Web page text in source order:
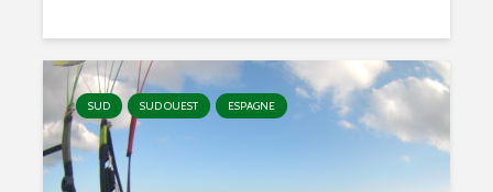
SUD SUD OUEST ESPAGNE